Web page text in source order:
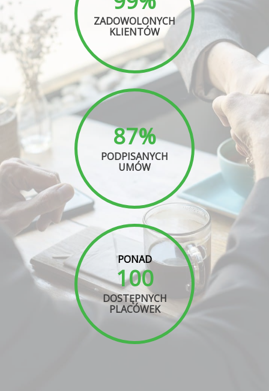
ZADOWOLONYCH
KLIENTÓW
87%
PODPISANYCH
UMÓW
PONAD
100
DOSTĘPNYCH
PLACÓWEK